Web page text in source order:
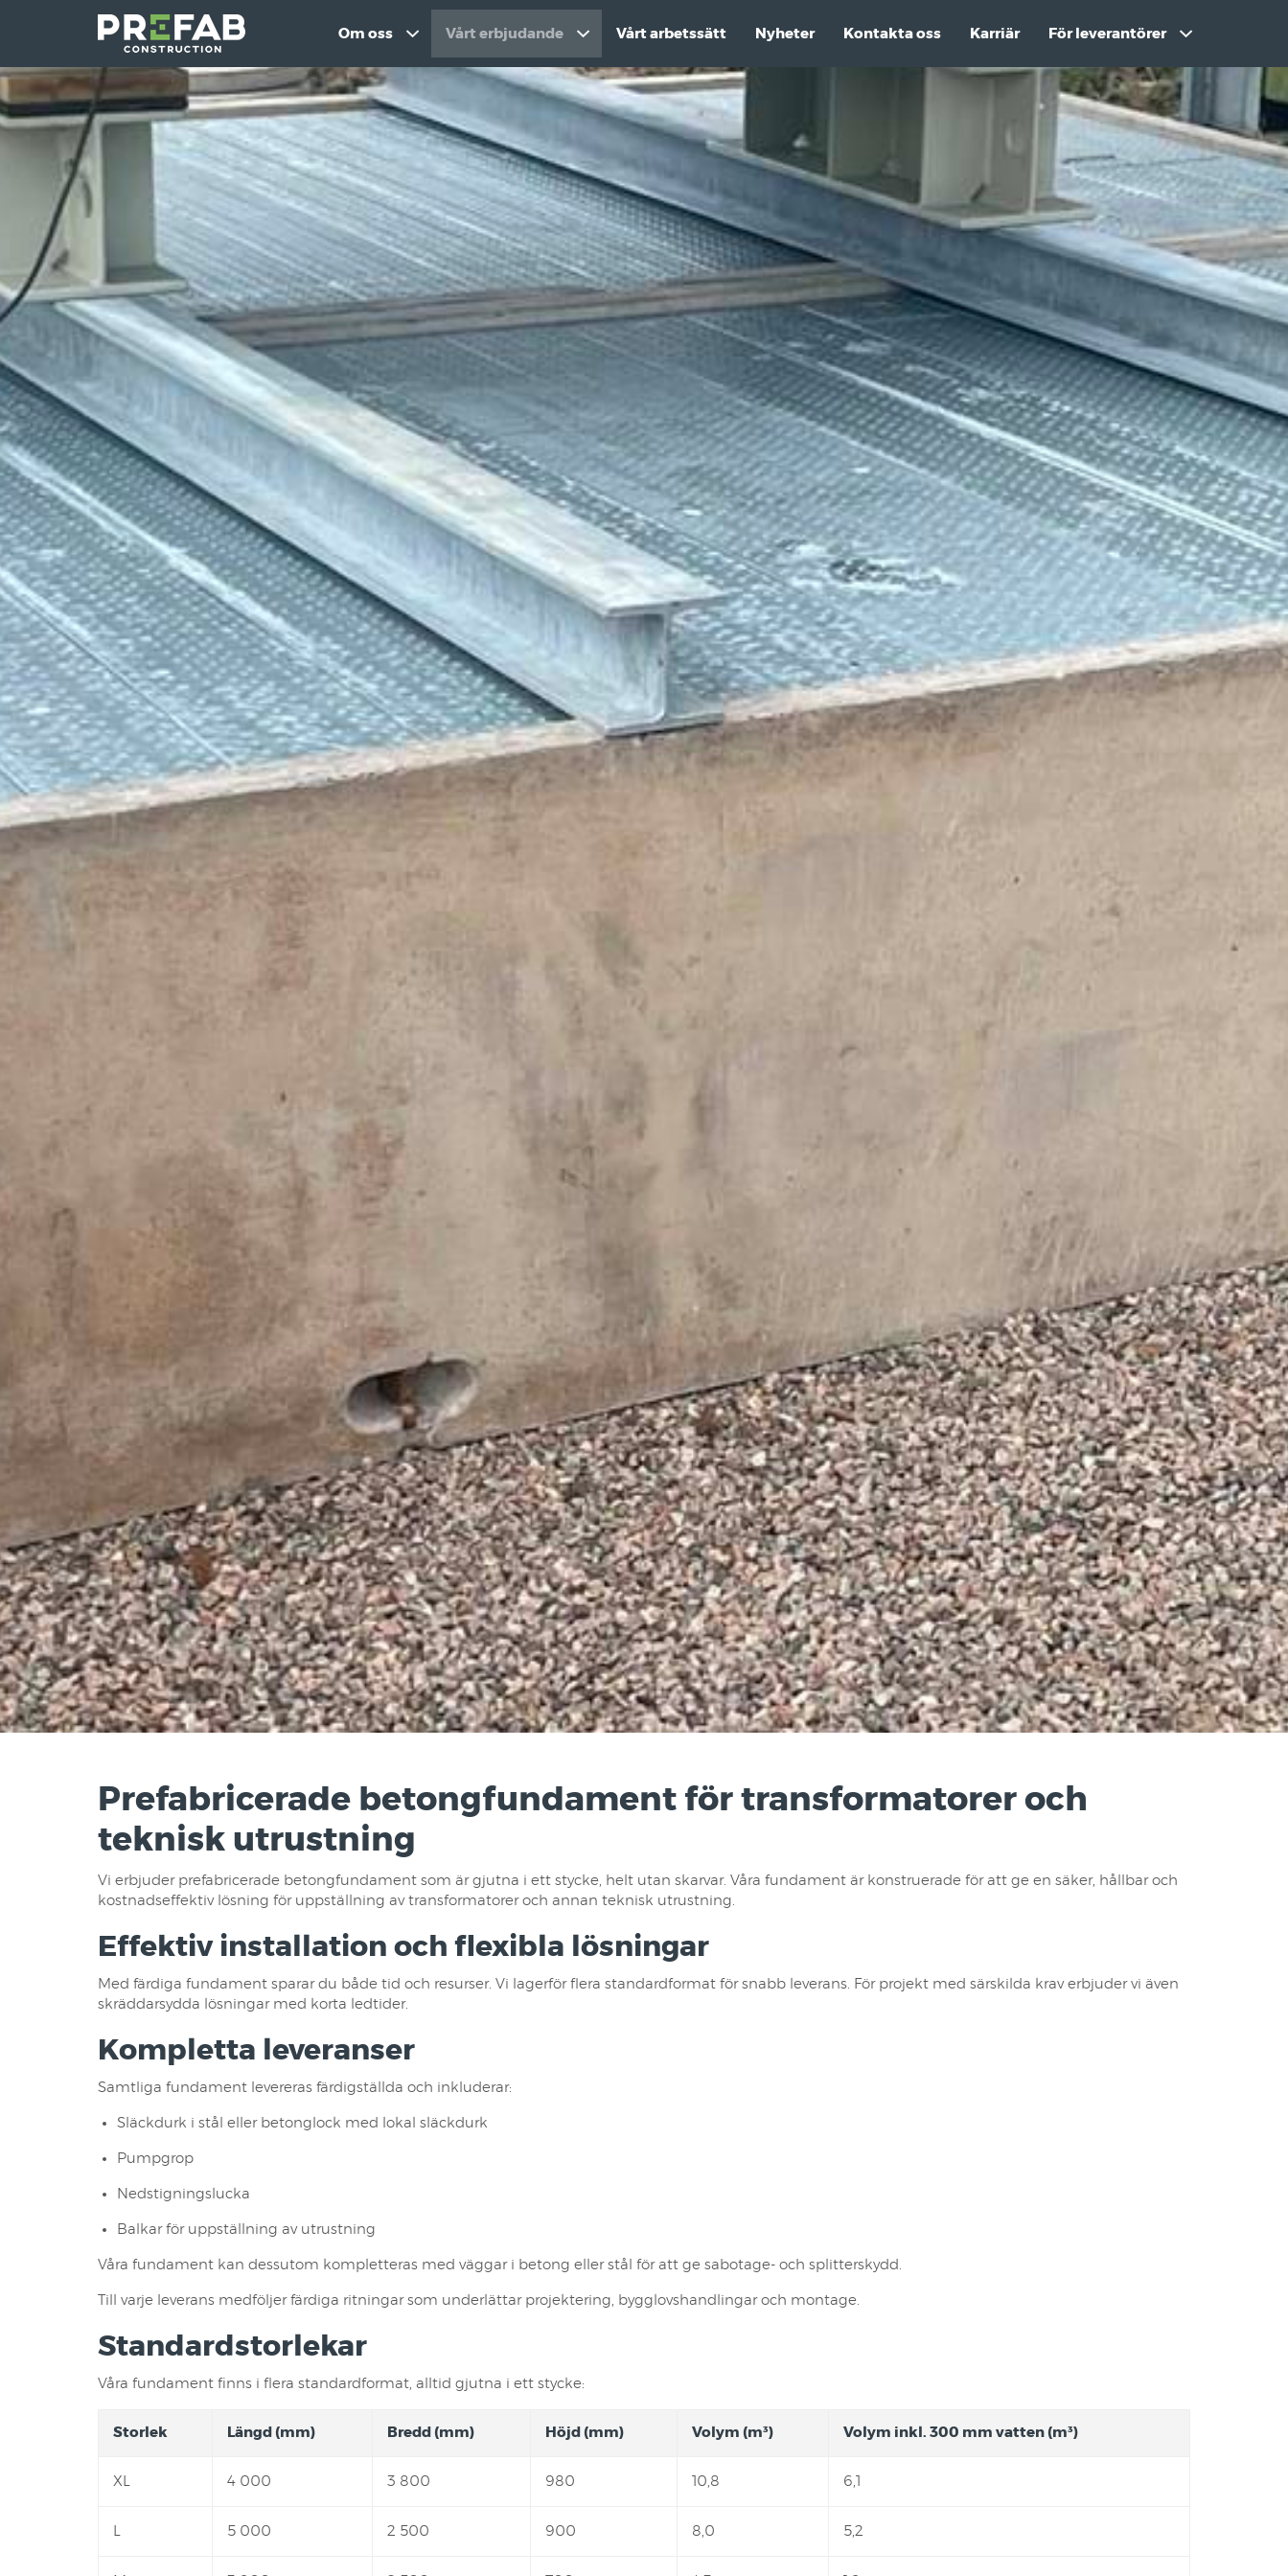
Om oss Vårt erbjudande Vårt arbetssätt Nyheter Kontakta oss Karriär För leverantörer
Prefabricerade betongfundament för transformatorer och
teknisk utrustning
Vi erbjuder prefabricerade betongfundament som är gjutna i ett stycke, helt utan skarvar. Våra fundament är konstruerade för att ge en säker, hållbar och
kostnadseffektiv lösning för uppställning av transformatorer och annan teknisk utrustning.
Effektiv installation och flexibla lösningar
Med färdiga fundament sparar du både tid och resurser. Vi lagerför flera standardformat för snabb leverans. För projekt med särskilda krav erbjuder vi även
skräddarsydda lösningar med korta ledtider.
Kompletta leveranser
Samtliga fundament levereras färdigställda och inkluderar:
Släckdurk i stål eller betonglock med lokal släckdurk
Pumpgrop
Nedstigningslucka
Balkar för uppställning av utrustning
Våra fundament kan dessutom kompletteras med väggar i betong eller stål för att ge sabotage- och splitterskydd.
Till varje leverans medföljer färdiga ritningar som underlättar projektering, bygglovshandlingar och montage.
Standardstorlekar
Våra fundament finns i flera standardformat, alltid gjutna i ett stycke:
Storlek Längd (mm) Bredd (mm) Höjd (mm) Volym (m³) Volym inkl. 300 mm vatten (m³)
XL 4 000 3 800 980 10,8 6,1
L 5 000 2 500 900 8,0 5,2